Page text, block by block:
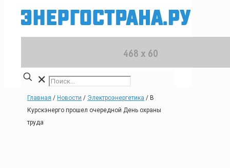
✕
Главная / Новости / Электроэнергетика / В
Курскэнерго прошел очередной День охраны
труда